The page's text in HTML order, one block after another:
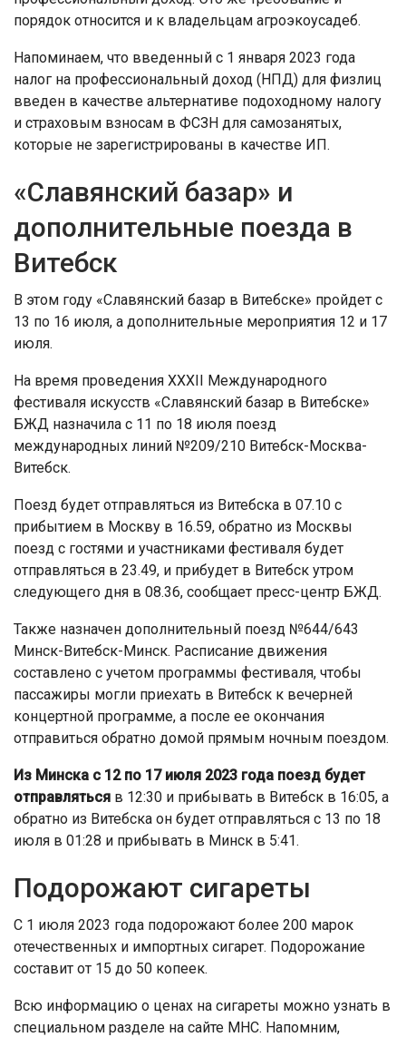
порядок относится и к владельцам агроэкоусадеб.
Напоминаем, что введенный с 1 января 2023 года
налог на профессиональный доход (НПД) для физлиц
введен в качестве альтернативе подоходному налогу
и страховым взносам в ФСЗН для самозанятых,
которые не зарегистрированы в качестве ИП.
«Славянский базар» и
дополнительные поезда в
Витебск
В этом году «Славянский базар в Витебске» пройдет с
13 по 16 июля, а дополнительные мероприятия 12 и 17
июля.
На время проведения XXXII Международного
фестиваля искусств «Славянский базар в Витебске»
БЖД назначила с 11 по 18 июля поезд
международных линий №209/210 Витебск-Москва-
Витебск.
Поезд будет отправляться из Витебска в 07.10 с
прибытием в Москву в 16.59, обратно из Москвы
поезд с гостями и участниками фестиваля будет
отправляться в 23.49, и прибудет в Витебск утром
следующего дня в 08.36, сообщает пресс-центр БЖД.
Также назначен дополнительный поезд №644/643
Минск-Витебск-Минск. Расписание движения
составлено с учетом программы фестиваля, чтобы
пассажиры могли приехать в Витебск к вечерней
концертной программе, а после ее окончания
отправиться обратно домой прямым ночным поездом.
Из Минска с 12 по 17 июля 2023 года поезд будет
отправляться в 12:30 и прибывать в Витебск в 16:05, а
обратно из Витебска он будет отправляться с 13 по 18
июля в 01:28 и прибывать в Минск в 5:41.
Подорожают сигареты
С 1 июля 2023 года подорожают более 200 марок
отечественных и импортных сигарет. Подорожание
составит от 15 до 50 копеек.
Всю информацию о ценах на сигареты можно узнать в
специальном разделе на сайте МНС. Напомним,